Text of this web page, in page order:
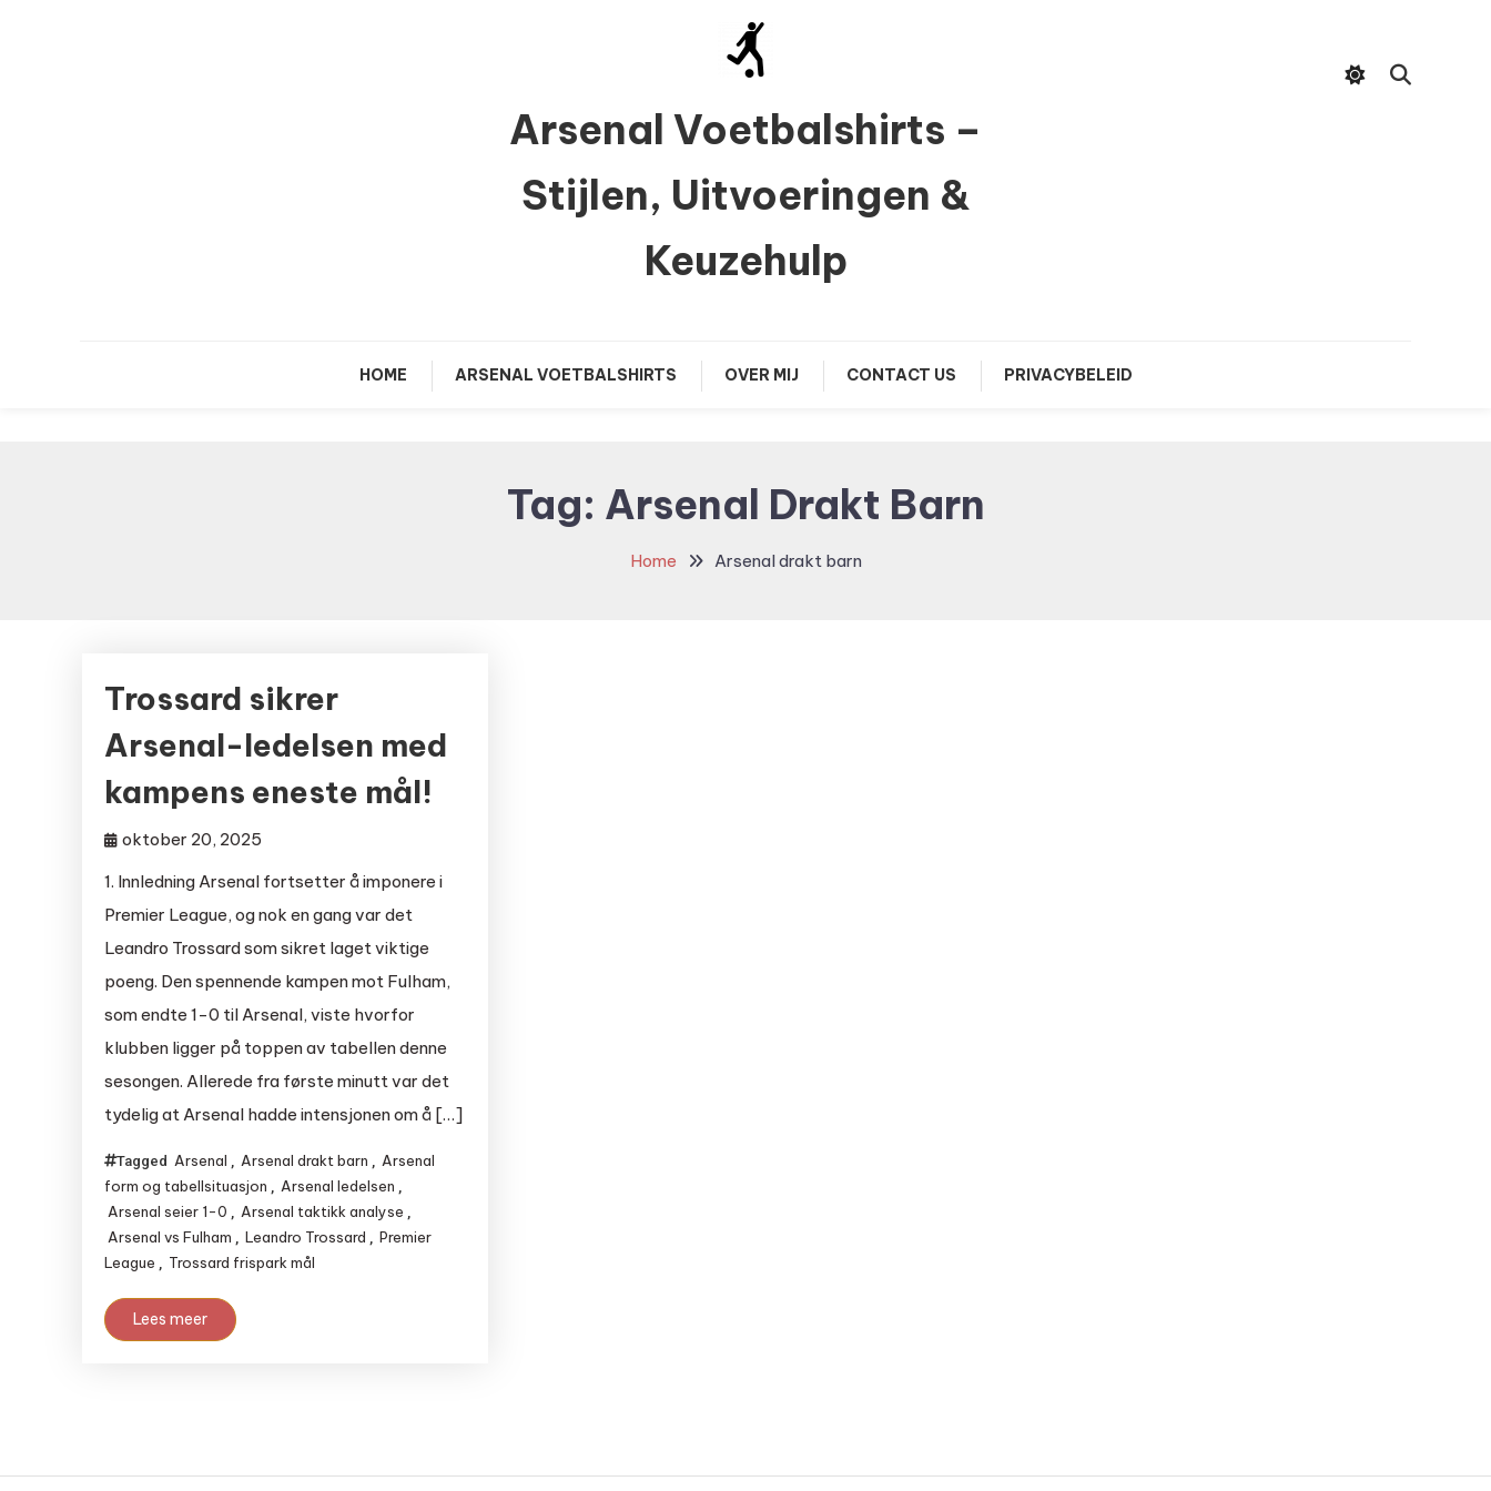
Arsenal Voetbalshirts –
Stijlen, Uitvoeringen &
Keuzehulp
HOME ARSENAL VOETBALSHIRTS OVER MIJ CONTACT US PRIVACYBELEID
Tag: Arsenal Drakt Barn
Home Arsenal drakt barn
Trossard sikrer
Arsenal-ledelsen med
kampens eneste mål!
oktober 20, 2025
1. Innledning Arsenal fortsetter å imponere i
Premier League, og nok en gang var det
Leandro Trossard som sikret laget viktige
poeng. Den spennende kampen mot Fulham,
som endte 1-0 til Arsenal, viste hvorfor
klubben ligger på toppen av tabellen denne
sesongen. Allerede fra første minutt var det
tydelig at Arsenal hadde intensjonen om å […]
Tagged Arsenal , Arsenal drakt barn , Arsenal
form og tabellsituasjon , Arsenal ledelsen ,
Arsenal seier 1-0 , Arsenal taktikk analyse ,
Arsenal vs Fulham , Leandro Trossard , Premier
League , Trossard frispark mål
Lees meer